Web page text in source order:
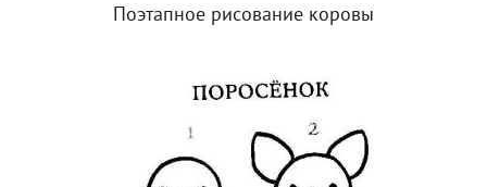
Поэтапное рисование коровы